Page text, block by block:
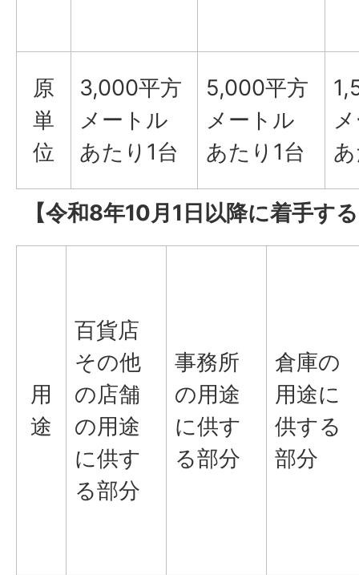
原
単
位
3,000平方
メートル
あたり1台
5,000平方
メートル
あたり1台
【令和8年10月1日以降に着手す
用
途
百貨店
その他
の店舗
の用途
に供す
る部分
事務所
の用途
に供す
る部分
倉庫の
用途に
供する
部分